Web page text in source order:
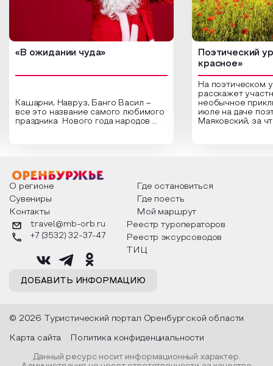
«В ожидании чуда»
Кашарни, Навруз, Банго Васил –
все это название самого любимого
праздника Нового года народов
о том, как встречают новый год в
разных уголках страны, какие
обряды совершают на удачу и
благополучие, в чем схожи и
различаются традиции. Кто такой
Дед Мороз и откуда он пришел, как
его называют в разных уголках
страны и как появились елочные
Поэтический
красное»
На поэтическом
расскажет
необычное
июле на даче
Маяковский, за
Твардовского и
каждой строчке
восхищение
яркому времени
О регионе
Где остановиться
Сувениры
Где поесть
Контакты
Мой маршрут
ДОБАВИТЬ ИНФОРМАЦИЮ
travel@mb-orb.ru
+7 (3532) 32-37-47
Реестр туроператоров
Реестр эксурсоводов
ТИЦ
© 2026 Туристический портал Оренбургской области
Карта сайта Политика конфиденциальности
Данный ресурс носит информационный характер.